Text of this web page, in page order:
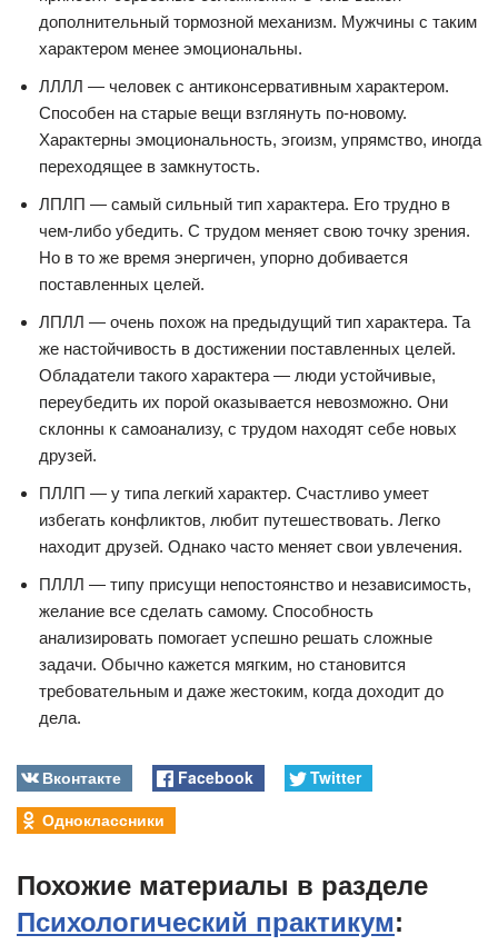
дополнительный тормозной механизм. Мужчины с таким
характером менее эмоциональны.
ЛЛЛЛ — человек с антиконсервативным характером.
Способен на старые вещи взглянуть по-новому.
Характерны эмоциональность, эгоизм, упрямство, иногда
переходящее в замкнутость.
ЛПЛП — самый сильный тип характера. Его трудно в
чем-либо убедить. С трудом меняет свою точку зрения.
Но в то же время энергичен, упорно добивается
поставленных целей.
ЛПЛЛ — очень похож на предыдущий тип характера. Та
же настойчивость в достижении поставленных целей.
Обладатели такого характера — люди устойчивые,
переубедить их порой оказывается невозможно. Они
склонны к самоанализу, с трудом находят себе новых
друзей.
ПЛЛП — у типа легкий характер. Счастливо умеет
избегать конфликтов, любит путешествовать. Легко
находит друзей. Однако часто меняет свои увлечения.
ПЛЛЛ — типу присущи непостоянство и независимость,
желание все сделать самому. Способность
анализировать помогает успешно решать сложные
задачи. Обычно кажется мягким, но становится
требовательным и даже жестоким, когда доходит до
дела.
Вконтакте Facebook
Twitter
Одноклассники
Похожие материалы в разделе
Психологический практикум: